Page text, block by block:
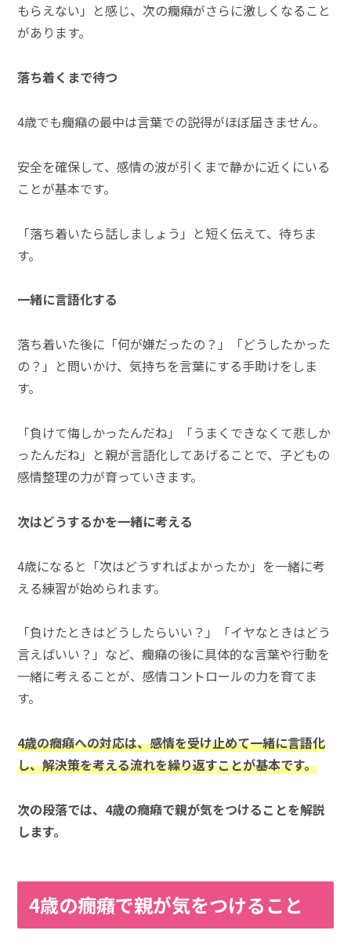
もらえない」と感じ、次の癇癪がさらに激しくなること
があります。
落ち着くまで待つ
4歳でも癇癪の最中は言葉での説得がほぼ届きません。
安全を確保して、感情の波が引くまで静かに近くにいる
ことが基本です。
「落ち着いたら話しましょう」と短く伝えて、待ちま
す。
一緒に言語化する
落ち着いた後に「何が嫌だったの？」「どうしたかった
の？」と問いかけ、気持ちを言葉にする手助けをしま
す。
「負けて悔しかったんだね」「うまくできなくて悲しか
ったんだね」と親が言語化してあげることで、子どもの
感情整理の力が育っていきます。
次はどうするかを一緒に考える
4歳になると「次はどうすればよかったか」を一緒に考
える練習が始められます。
「負けたときはどうしたらいい？」「イヤなときはどう
言えばいい？」など、癇癪の後に具体的な言葉や行動を
一緒に考えることが、感情コントロールの力を育てま
す。
4歳の癇癪への対応は、感情を受け止めて一緒に言語化
し、解決策を考える流れを繰り返すことが基本です。
次の段落では、4歳の癇癪で親が気をつけることを解説
します。
4歳の癇癪で親が気をつけること